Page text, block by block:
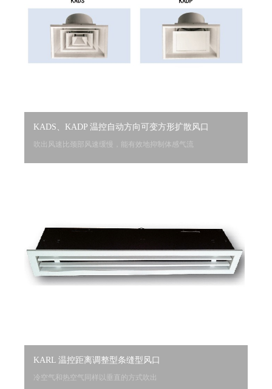
KADS、KADP 温控自动方向可变方形扩散风口
吹出风速比颈部风速缓慢，能有效地抑制体感气流
KARL 温控距离调整型条缝型风口
冷空气和热空气同样以垂直的方式吹出